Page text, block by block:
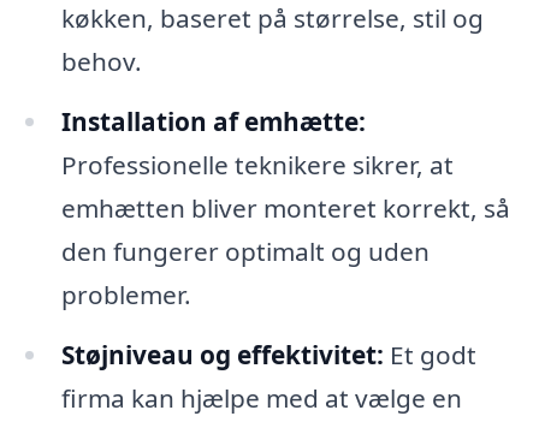
køkken, baseret på størrelse, stil og
behov.
Installation af emhætte:
Professionelle teknikere sikrer, at
emhætten bliver monteret korrekt, så
den fungerer optimalt og uden
problemer.
Støjniveau og effektivitet: Et godt
firma kan hjælpe med at vælge en